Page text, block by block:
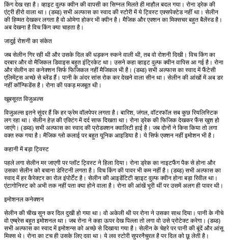
किंग देख रहा है। व्हाइट वुल्फ क्वीन की वापसी का सिग्नल मिलते ही माहौल बदल गया। रोना ड्रेक की
एंट्री हीरो वाला था। (डब्ड) सभी अल्फास का स्वाद की स्टोरी में ये ट्विस्ट एक्सपेक्टेड नहीं था। सेलीन
की हिम्मत देखकर लगता है वो ओमेगा होकर भी क्वीन है। मैजिक और एक्शन का मिक्सचर बहुत बैलेंस्ड है।
अब देखना है विच किंग क्या चाहता है।
जादुई रोशनी का संकेत
जब सेलीन गिर रही थी और उसके दिल की धड़कन रुकने वाली थी, तब वो रोशनी दिखी। विच किंग का
दरबार और वो मैजिकल डिवाइस बहुत इंट्रिकेट था। उसने कहा व्हाइट वुल्फ क्वीन वापिस आ गई है। रोना
और सेलीन का कनेक्शन सिर्फ फिजिकल नहीं मैजिकल भी है। (डब्ड) सभी अल्फास का स्वाद में फैंटेसी
एलिमेंट्स अच्छे से ब्लेंड हैं। पानी के अंदर सांस रोक कर देखने वाला सीन था। सेलीन की आंखों में अब डर
नहीं कॉन्फिडेंस है। रोना की पकड़ मजबूत थी।
खूबसूरत विजुअल्स
विजुअल्स इतने सुंदर हैं कि हर फ्रेम वॉलपेपर लगता है। बारिश, जंगल, वॉटरफॉल सब कुछ रियलिस्टिक
लग रहा था। सेलीन हेज़ की एक्टिंग में दर्द साफ दिखता था। रोना ड्रेक की फिजिक देखकर फैंस खुश हो
जाएंगे। (डब्ड) सभी अल्फास का स्वाद की प्रोडक्शन क्वालिटी हाई है। जब दोनों ने किस किया तो लगा
वक्त रुक गया है। मैजिक ग्लो कलाई पर बहुत यूनिक आइडिया है। ये सिर्फ एक्शन नहीं इमोशन भी है।
कहानी में बड़ा ट्विस्ट
पहले लगा सेलीन मर जाएगी पर प्लॉट ट्विस्ट ने हिला दिया। रोना ड्रेक का नाइटफैंग पैक से होना और
उसका सेलीन को बचाना डेस्टिनी लगता है। विच किंग की पावर भी कम नहीं है। (डब्ड) सभी अल्फास का
स्वाद में हर कैरेक्टर का रोल इंपोर्टेंट है। सेलीन की आइडेंटिटी व्हाइट वुल्फ क्वीन होना बड़ा रिवील था।
एंटागोनिस्ट को अभी तक नहीं पता क्या होने वाला है। रोना की आंखें भूरी थीं पर उसमें अलग ही पावर थी।
इमोशनल कनेक्शन
सेलीन की चीख सुन कर दिल दुखी हो गया था। वो अकेली थी पर रोना ने उसका साथ दिया। पानी के नीचे
वो एम्ब्रेस बहुत इमोशनल था। जब रोना ने कहा ऊपर देख पिल्ला तो लगा वो उसे प्रोटेक्ट करेगा। (डब्ड)
सभी अल्फास का स्वाद में इमोशन्स को अच्छे से दिखाया गया है। सेलीन के चेहरे पर पानी की बूंदें और आंसू
मिक्स थे। रोना का टच ही उसके लिए दवा था। ये लव स्टोरी सुपरनैचुरल है पर दिल को छू लेती है।